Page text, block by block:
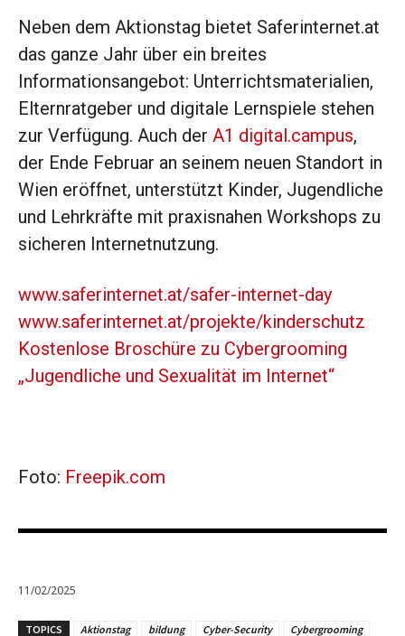
Neben dem Aktionstag bietet Saferinternet.at
das ganze Jahr über ein breites
Informationsangebot: Unterrichtsmaterialien,
Elternratgeber und digitale Lernspiele stehen
zur Verfügung. Auch der A1 digital.campus,
der Ende Februar an seinem neuen Standort in
Wien eröffnet, unterstützt Kinder, Jugendliche
und Lehrkräfte mit praxisnahen Workshops zu
sicheren Internetnutzung.
www.saferinternet.at/safer-internet-day
www.saferinternet.at/projekte/kinderschutz
Kostenlose Broschüre zu Cybergrooming
„Jugendliche und Sexualität im Internet“
Foto: Freepik.com
11/02/2025
TOPICS Aktionstag bildung Cyber-Security Cybergrooming